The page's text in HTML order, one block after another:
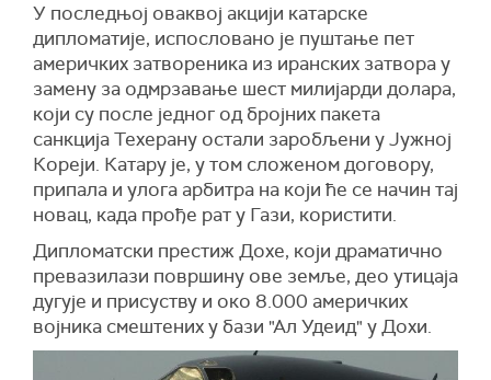
У последњој оваквој акцији катарске
дипломатије, испословано је пуштање пет
америчких затвореника из иранских затвора у
замену за одмрзавање шест милијарди долара,
који су после једног од бројних пакета
санкција Техерану остали заробљени у Јужној
Кореји. Катару је, у том сложеном договору,
припала и улога арбитра на који ће се начин тај
новац, када прође рат у Гази, користити.
Дипломатски престиж Дохе, који драматично
превазилази површину ове земље, део утицаја
дугује и присуству и око 8.000 америчких
војника смештених у бази "Ал Удеид" у Дохи.